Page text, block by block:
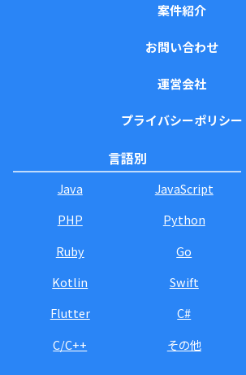
案件紹介
お問い合わせ
運営会社
プライバシーポリシー
言語別
Java
JavaScript
PHP
Python
Ruby
Go
Kotlin
Swift
Flutter
C#
C/C++
その他